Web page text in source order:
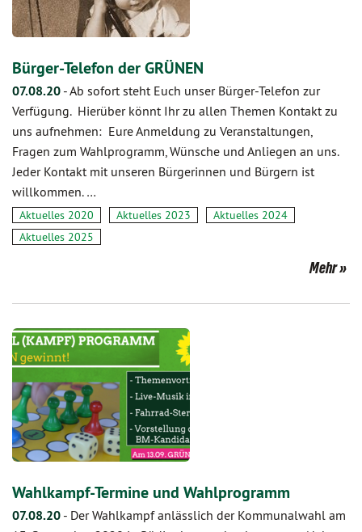
Bürger-Telefon der GRÜNEN
07.08.20 -Ab sofort steht Euch unser Bürger-Telefon zur
Verfügung. Hierüber könnt Ihr zu allen Themen Kontakt zu
uns aufnehmen: Eure Anmeldung zu Veranstaltungen,
Fragen zum Wahlprogramm, Wünsche und Anliegen an uns.
Jeder Kontakt mit unseren Bürgerinnen und Bürgern ist
willkommen. …
Aktuelles 2020 Aktuelles 2023
Aktuelles 2024
Aktuelles 2025
Mehr
Wahlkampf-Termine und Wahlprogramm
07.08.20 - Der Wahlkampf anlässlich der Kommunalwahl am